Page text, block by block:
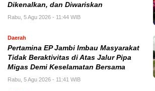
Dikenalkan, dan Diwariskan
Rabu, 5 Agu 2026 - 11:44 WIB
Daerah
Pertamina EP Jambi Imbau Masyarakat
Tidak Beraktivitas di Atas Jalur Pipa
Migas Demi Keselamatan Bersama
Rabu, 5 Agu 2026 - 11:41 WIB